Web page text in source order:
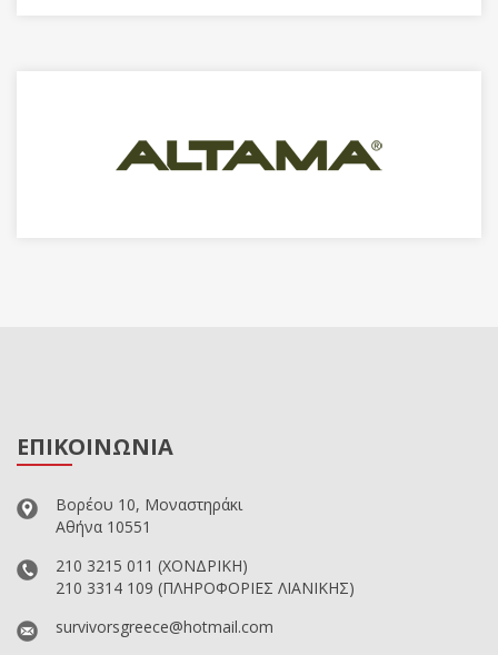
ΕΠΙΚΟΙΝΩΝΙΑ
Βορέου 10, Μοναστηράκι
Αθήνα 10551
210 3215 011 (ΧΟΝΔΡΙΚΗ)
210 3314 109 (ΠΛΗΡΟΦΟΡΙΕΣ ΛΙΑΝΙΚΗΣ)
survivorsgreece@hotmail.com